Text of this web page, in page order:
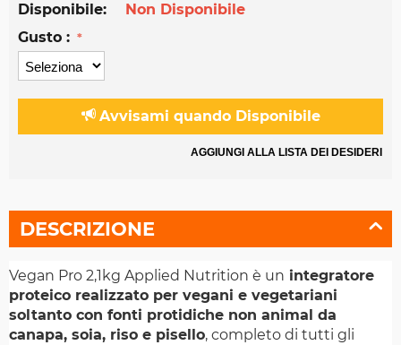
Disponibile:
Non Disponibile
Gusto :
Avvisami quando Disponibile
AGGIUNGI ALLA LISTA DEI DESIDERI
DESCRIZIONE
Vegan Pro 2,1kg Applied Nutrition è un integratore
proteico realizzato per vegani e vegetariani
soltanto con fonti protidiche non animal da
canapa, soia, riso e pisello, completo di tutti gli